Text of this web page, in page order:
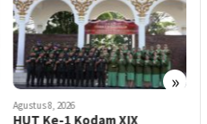
»
Agustus 8, 2026
HUT Ke-1 Kodam XIX